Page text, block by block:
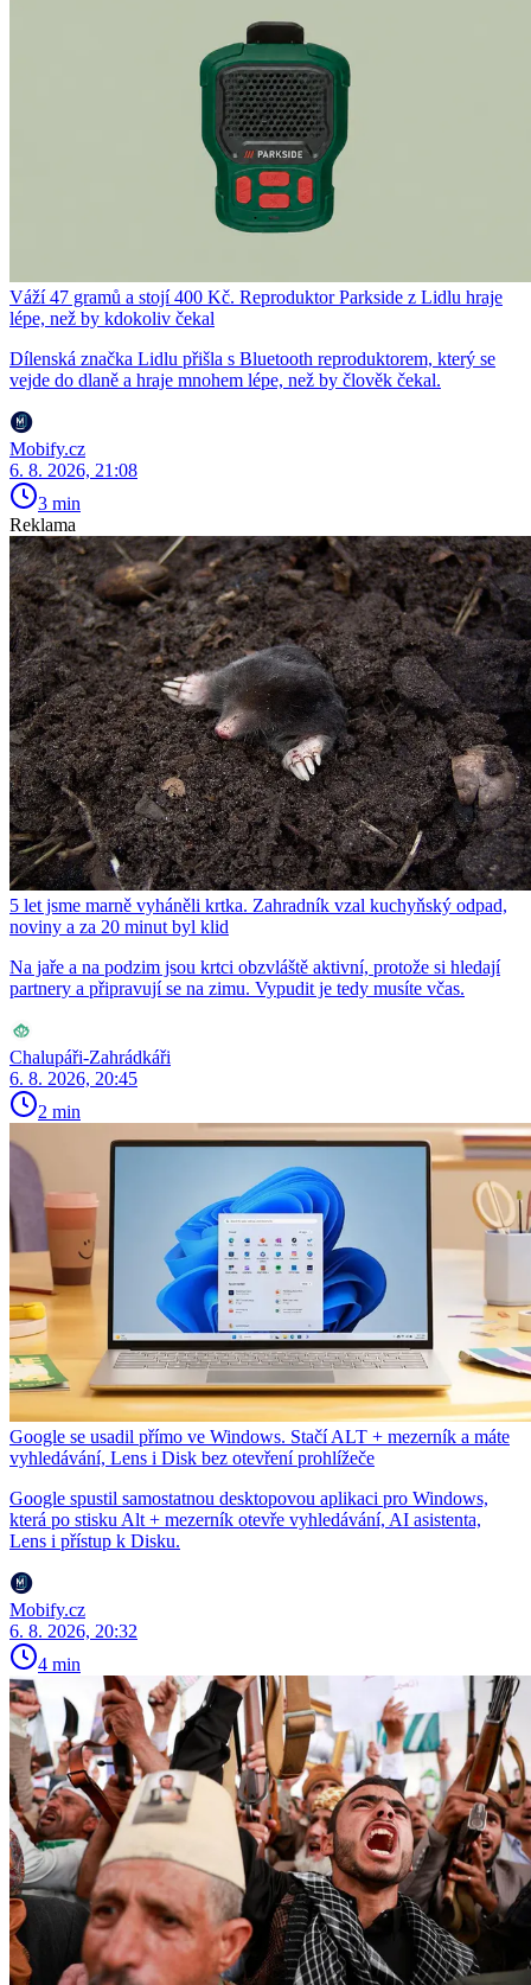
Váží 47 gramů a stojí 400 Kč. Reproduktor Parkside z Lidlu hraje
lépe, než by kdokoliv čekal
Dílenská značka Lidlu přišla s Bluetooth reproduktorem, který se
vejde do dlaně a hraje mnohem lépe, než by člověk čekal.
Mobify.cz
6. 8. 2026, 21:08
3 min
Reklama
5 let jsme marně vyháněli krtka. Zahradník vzal kuchyňský odpad,
noviny a za 20 minut byl klid
Na jaře a na podzim jsou krtci obzvláště aktivní, protože si hledají
partnery a připravují se na zimu. Vypudit je tedy musíte včas.
Chalupáři-Zahrádkáři
6. 8. 2026, 20:45
2 min
Google se usadil přímo ve Windows. Stačí ALT + mezerník a máte
vyhledávání, Lens i Disk bez otevření prohlížeče
Google spustil samostatnou desktopovou aplikaci pro Windows,
která po stisku Alt + mezerník otevře vyhledávání, AI asistenta,
Lens i přístup k Disku.
Mobify.cz
6. 8. 2026, 20:32
4 min